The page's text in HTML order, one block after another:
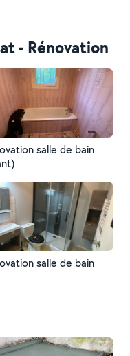
- Rénovation
salle de bain
salle de bain